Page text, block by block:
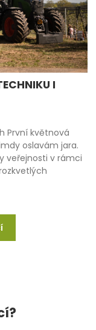
I
První květnová
oslavám jara.
veřejnosti v rámci